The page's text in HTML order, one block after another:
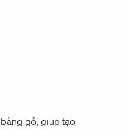
gỗ, giúp tạo